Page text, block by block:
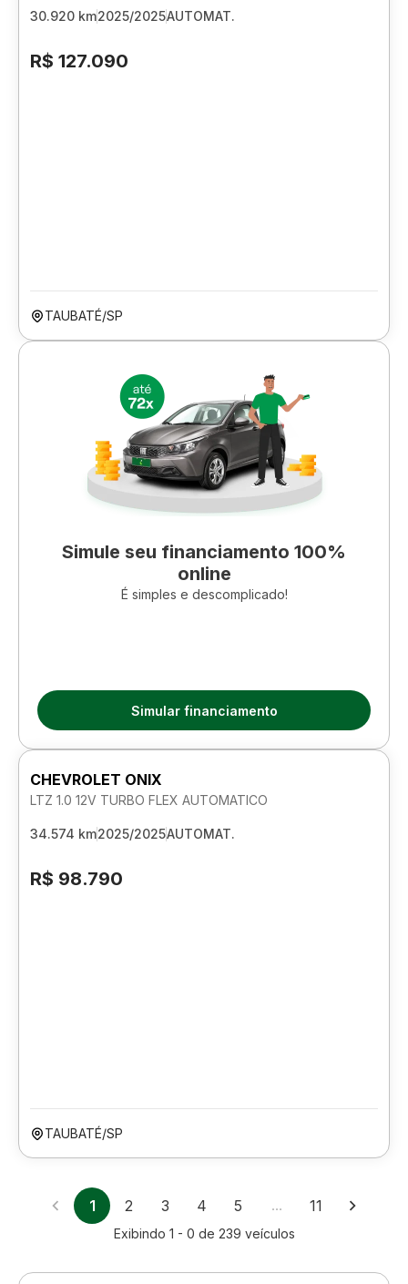
30.920 km2025/2025AUTOMAT.
R$ 127.090
TAUBATÉ/SP
Simule seu financiamento 100%
online
É simples e descomplicado!
Simular financiamento
CHEVROLET ONIX
LTZ 1.0 12V TURBO FLEX AUTOMATICO
34.574 km2025/2025AUTOMAT.
R$ 98.790
TAUBATÉ/SP
1 2 3 4 5 … 11
Exibindo 1 - 0 de 239 veículos